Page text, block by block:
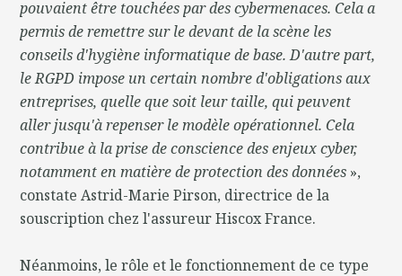
pouvaient être touchées par des cybermenaces. Cela a
permis de remettre sur le devant de la scène les
conseils d'hygiène informatique de base. D'autre part,
le RGPD impose un certain nombre d'obligations aux
entreprises, quelle que soit leur taille, qui peuvent
aller jusqu'à repenser le modèle opérationnel. Cela
contribue à la prise de conscience des enjeux cyber,
notamment en matière de protection des données »,
constate Astrid-Marie Pirson, directrice de la
souscription chez l'assureur Hiscox France.
Néanmoins, le rôle et le fonctionnement de ce type